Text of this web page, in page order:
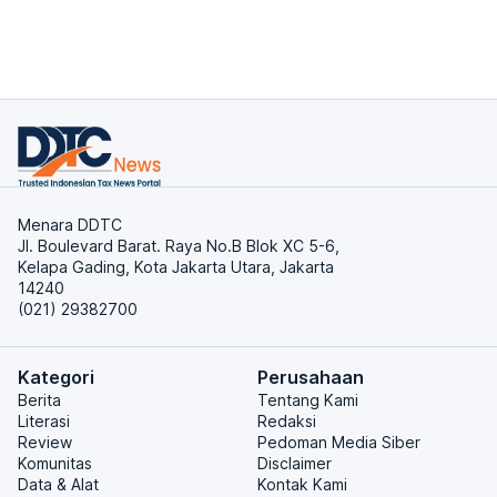
Menara DDTC
Jl. Boulevard Barat. Raya No.B Blok XC 5-6,
Kelapa Gading, Kota Jakarta Utara, Jakarta
14240
(021) 29382700
Kategori
Berita
Literasi
Review
Komunitas
Data & Alat
Perusahaan
Tentang Kami
Redaksi
Pedoman Media Siber
Disclaimer
Kontak Kami